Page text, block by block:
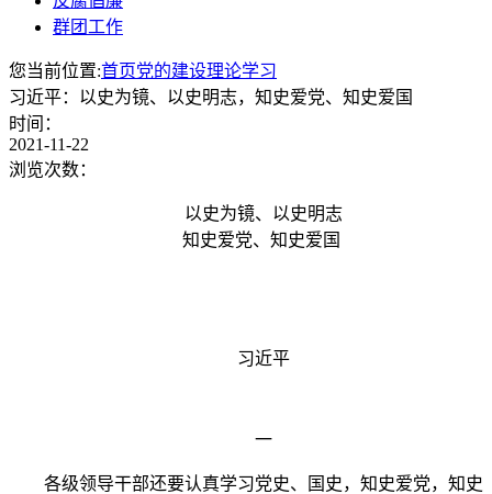
群团工作
您当前位置:首页党的建设理论学习
习近平：以史为镜、以史明志，知史爱党、知史爱国
时间：
2021-11-22
浏览次数：
以史为镜、以史明志
知史爱党、知史爱国
习近平
一
各级领导干部还要认真学习党史、国史，知史爱党，知史